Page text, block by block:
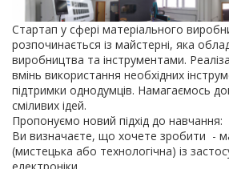
Стартап у сфері матеріального
розпочинається із майстерні, яка
виробництва та інструментами.
вмінь використання необхідних
підтримки однодумців. Намагаємось
сміливих ідей.
Пропонуємо новий підхід до навчання:
Ви визначаєте, що хочете зробити -
(мистецька або технологічна) із